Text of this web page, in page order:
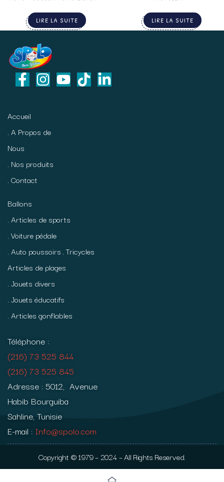
LIRE LA SUITE LIRE LA SUITE
Accueil
A Propos de
Nous
Nos produits
Contact
Ballons
Articles de sports
Voiture pédale
Auto poussoirs Tricycles
Articles de plages
Jouets divers
Jouets éducatifs
Articles gonflables
Téléphone :
(216) 73 525 844
(216) 73 525 845
Adresse : 5012, Avenue
Habib Bourguiba
Sahline, Tunisie
E-mail : Info@spolo.com
Copyright © 1979 – 2024 – All Rights Reserved.